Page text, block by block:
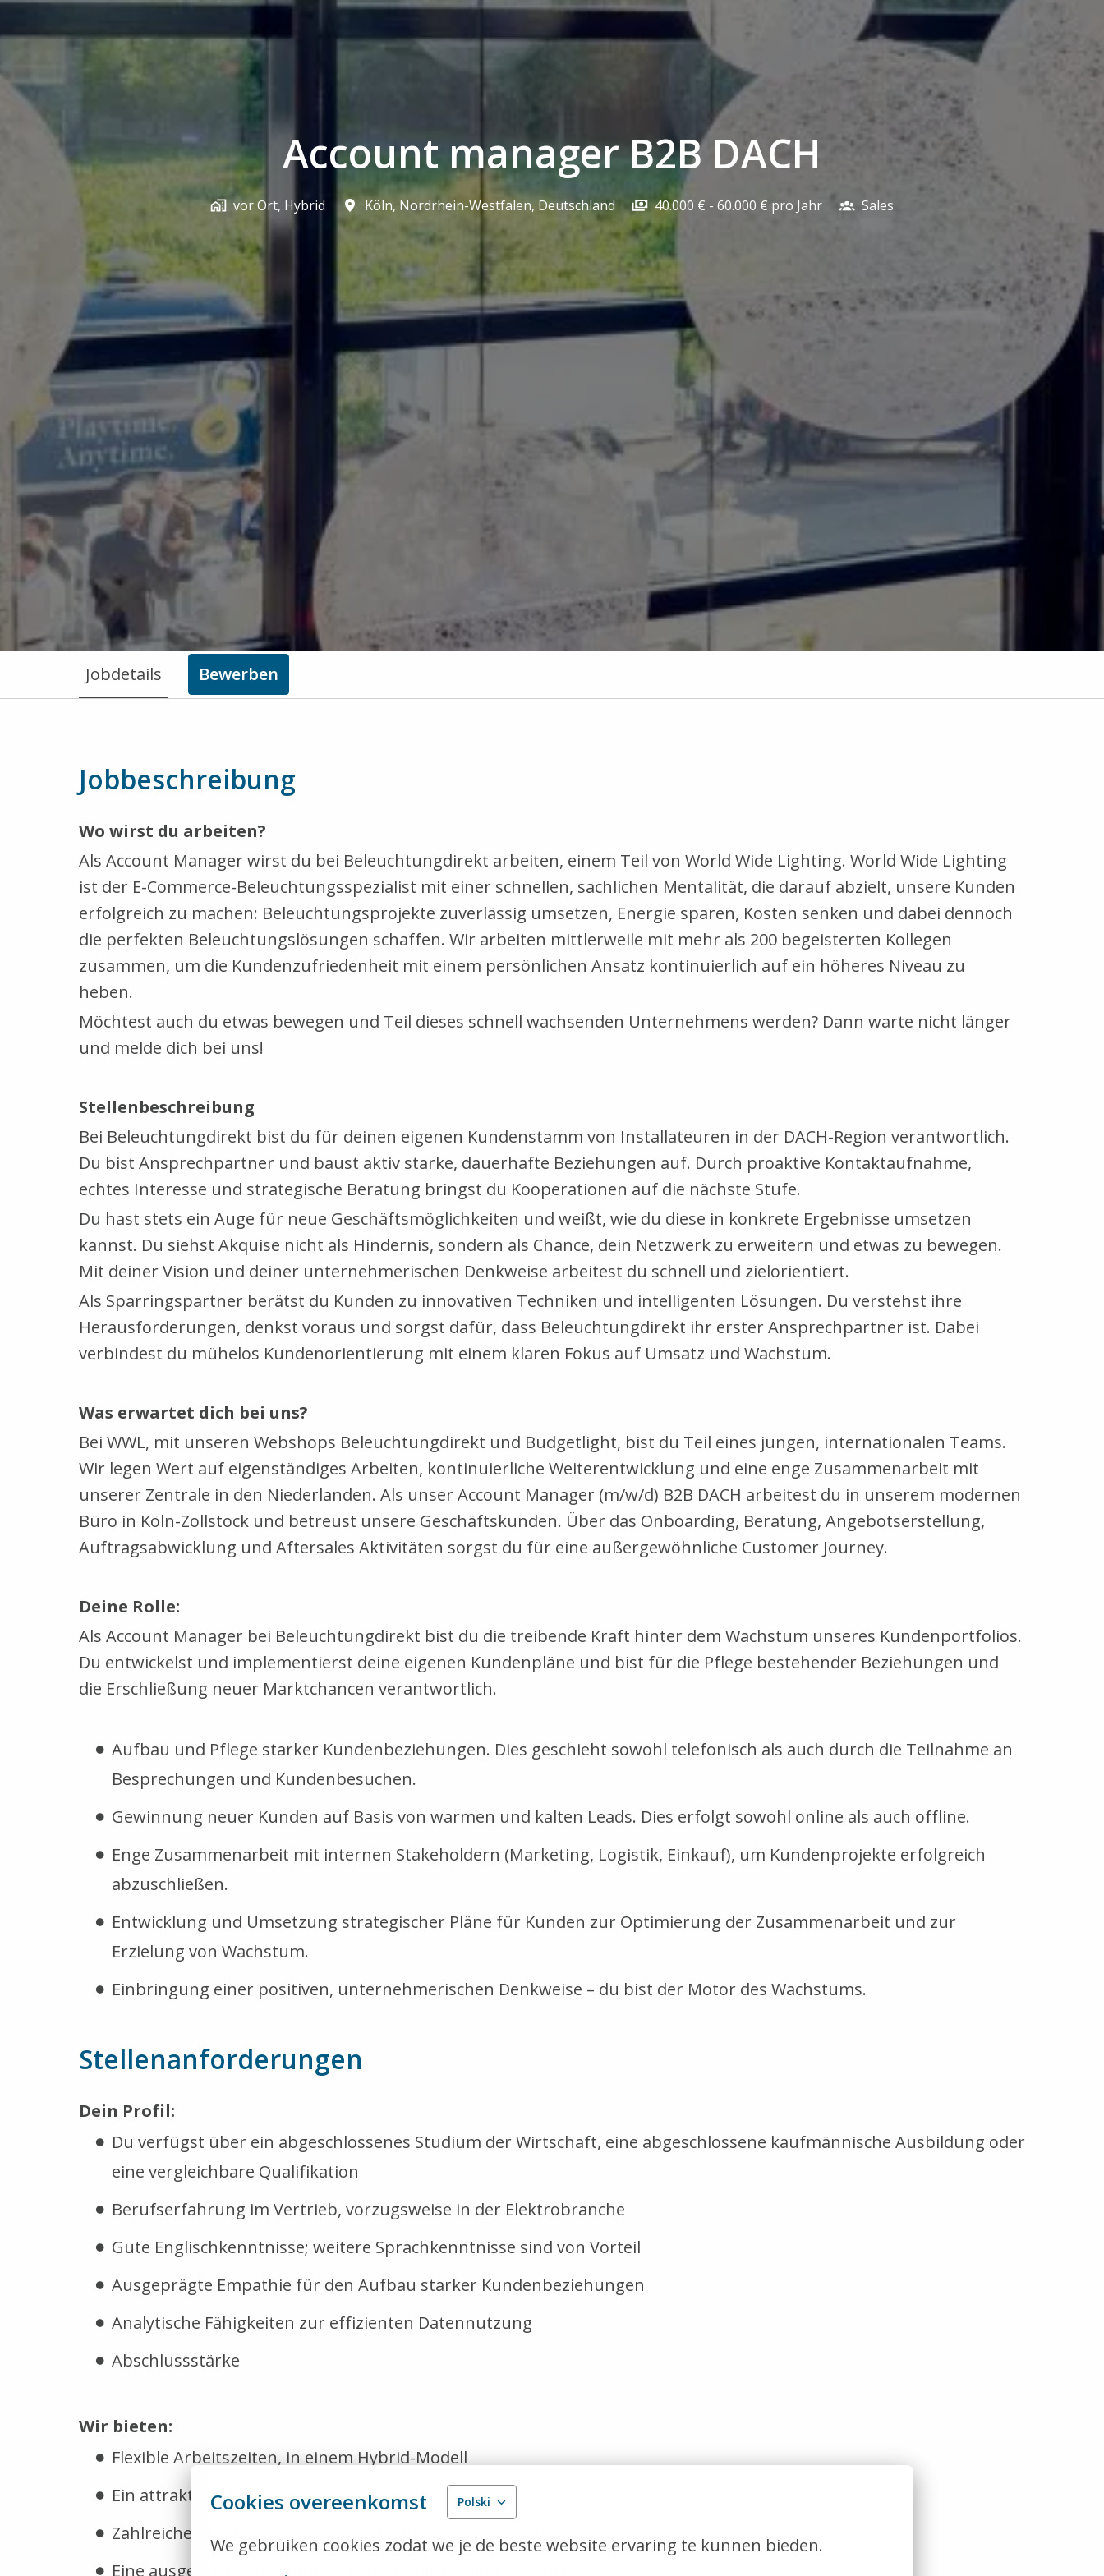
Cookies overeenkomst Polski
We gebruiken cookies zodat we je de beste website ervaring te kunnen bieden.
Account manager B2B DACH
vor Ort, Hybrid Köln, Nordrhein-Westfalen, Deutschland 40.000 € - 60.000 € pro Jahr Sales
Jobdetails Bewerben
Jobbeschreibung
Wo wirst du arbeiten?
Als Account Manager wirst du bei Beleuchtungdirekt arbeiten, einem Teil von World Wide Lighting. World Wide Lighting
ist der E-Commerce-Beleuchtungsspezialist mit einer schnellen, sachlichen Mentalität, die darauf abzielt, unsere Kunden
erfolgreich zu machen: Beleuchtungsprojekte zuverlässig umsetzen, Energie sparen, Kosten senken und dabei dennoch
die perfekten Beleuchtungslösungen schaffen. Wir arbeiten mittlerweile mit mehr als 200 begeisterten Kollegen
zusammen, um die Kundenzufriedenheit mit einem persönlichen Ansatz kontinuierlich auf ein höheres Niveau zu
heben.
Möchtest auch du etwas bewegen und Teil dieses schnell wachsenden Unternehmens werden? Dann warte nicht länger
und melde dich bei uns!
Stellenbeschreibung
Bei Beleuchtungdirekt bist du für deinen eigenen Kundenstamm von Installateuren in der DACH-Region verantwortlich.
Du bist Ansprechpartner und baust aktiv starke, dauerhafte Beziehungen auf. Durch proaktive Kontaktaufnahme,
echtes Interesse und strategische Beratung bringst du Kooperationen auf die nächste Stufe.
Du hast stets ein Auge für neue Geschäftsmöglichkeiten und weißt, wie du diese in konkrete Ergebnisse umsetzen
kannst. Du siehst Akquise nicht als Hindernis, sondern als Chance, dein Netzwerk zu erweitern und etwas zu bewegen.
Mit deiner Vision und deiner unternehmerischen Denkweise arbeitest du schnell und zielorientiert.
Als Sparringspartner berätst du Kunden zu innovativen Techniken und intelligenten Lösungen. Du verstehst ihre
Herausforderungen, denkst voraus und sorgst dafür, dass Beleuchtungdirekt ihr erster Ansprechpartner ist. Dabei
verbindest du mühelos Kundenorientierung mit einem klaren Fokus auf Umsatz und Wachstum.
Was erwartet dich bei uns?
Bei WWL, mit unseren Webshops Beleuchtungdirekt und Budgetlight, bist du Teil eines jungen, internationalen Teams.
Wir legen Wert auf eigenständiges Arbeiten, kontinuierliche Weiterentwicklung und eine enge Zusammenarbeit mit
unserer Zentrale in den Niederlanden. Als unser Account Manager (m/w/d) B2B DACH arbeitest du in unserem modernen
Büro in Köln-Zollstock und betreust unsere Geschäftskunden. Über das Onboarding, Beratung, Angebotserstellung,
Auftragsabwicklung und Aftersales Aktivitäten sorgst du für eine außergewöhnliche Customer Journey.
Deine Rolle:
Als Account Manager bei Beleuchtungdirekt bist du die treibende Kraft hinter dem Wachstum unseres Kundenportfolios.
Du entwickelst und implementierst deine eigenen Kundenpläne und bist für die Pflege bestehender Beziehungen und
die Erschließung neuer Marktchancen verantwortlich.
Aufbau und Pflege starker Kundenbeziehungen. Dies geschieht sowohl telefonisch als auch durch die Teilnahme an
Besprechungen und Kundenbesuchen.
Gewinnung neuer Kunden auf Basis von warmen und kalten Leads. Dies erfolgt sowohl online als auch offline.
Enge Zusammenarbeit mit internen Stakeholdern (Marketing, Logistik, Einkauf), um Kundenprojekte erfolgreich
abzuschließen.
Entwicklung und Umsetzung strategischer Pläne für Kunden zur Optimierung der Zusammenarbeit und zur
Erzielung von Wachstum.
Einbringung einer positiven, unternehmerischen Denkweise – du bist der Motor des Wachstums.
Stellenanforderungen
Dein Profil:
Du verfügst über ein abgeschlossenes Studium der Wirtschaft, eine abgeschlossene kaufmännische Ausbildung oder
eine vergleichbare Qualifikation
Berufserfahrung im Vertrieb, vorzugsweise in der Elektrobranche
Gute Englischkenntnisse; weitere Sprachkenntnisse sind von Vorteil
Ausgeprägte Empathie für den Aufbau starker Kundenbeziehungen
Analytische Fähigkeiten zur effizienten Datennutzung
Abschlussstärke
Wir bieten:
Flexible Arbeitszeiten, in einem Hybrid-Modell
Ein attraktives Fixgehalt + zusätzliche Boni
Zahlreiche Trainings- und Weiterbildungsmöglichkeiten
Eine ausgezeichnete, geförderte betriebliche Altersvorsorge